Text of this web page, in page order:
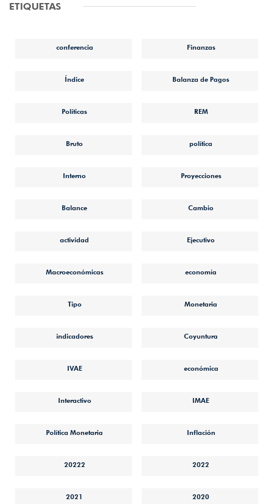
ETIQUETAS
conferencia Finanzas
Índice Balanza de Pagos
Políticas REM
Bruto política
Interno Proyecciones
Balance Cambio
actividad Ejecutivo
Macroeconómicas economía
Tipo Monetaria
indicadores Coyuntura
IVAE económica
Interactivo IMAE
Política Monetaria Inflación
20222 2022
2021 2020